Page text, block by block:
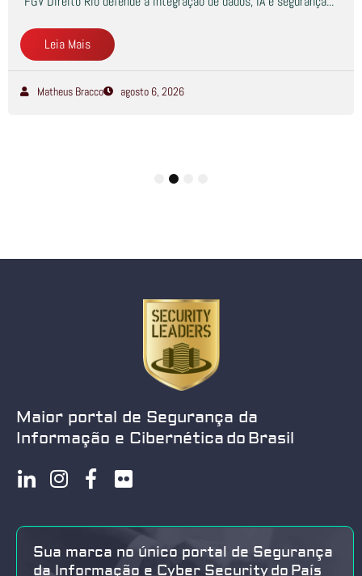
Leia Mais
Matheus Bracco agosto 6, 2026
Maior portal de Segurança da
Informação e Cibernética do Brasil
Sua marca no único portal de Segurança
da Informação e Cyber Security do País